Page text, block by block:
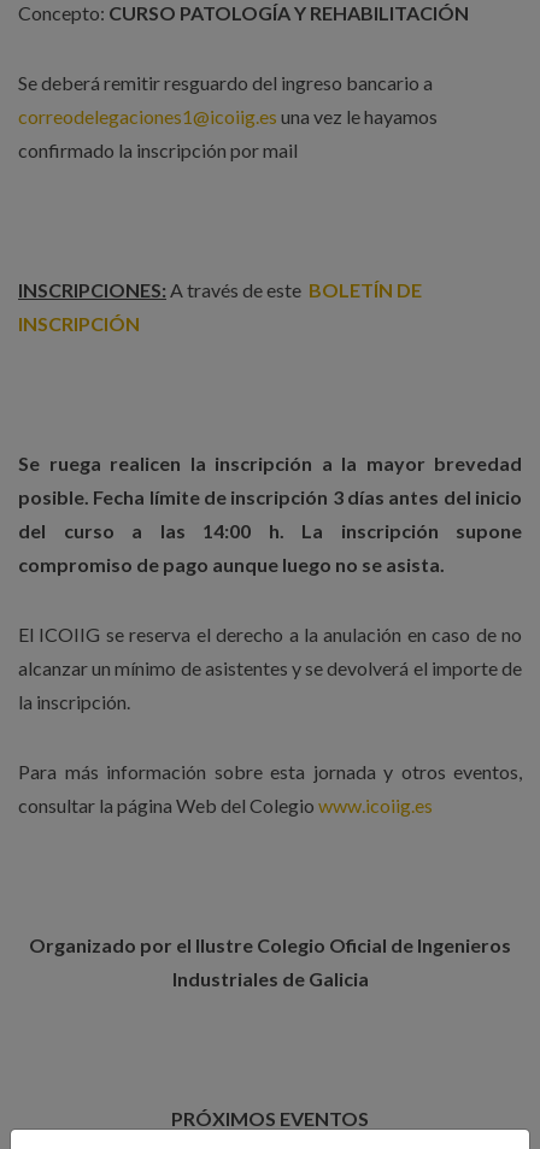
Concepto: CURSO PATOLOGÍA Y REHABILITACIÓN
Se deberá remitir resguardo del ingreso bancario a
correodelegaciones1@icoiig.es una vez le hayamos
confirmado la inscripción por mail
INSCRIPCIONES: A través de este BOLETÍN DE
INSCRIPCIÓN
Se ruega realicen la inscripción a la mayor brevedad
posible. Fecha límite de inscripción 3 días antes del inicio
del curso a las 14:00 h. La inscripción supone
compromiso de pago aunque luego no se asista.
El ICOIIG se reserva el derecho a la anulación en caso de no
alcanzar un mínimo de asistentes y se devolverá el importe de
la inscripción.
Para más información sobre esta jornada y otros eventos,
consultar la página Web del Colegio www.icoiig.es
Organizado por el Ilustre Colegio Oficial de Ingenieros
Industriales de Galicia
PRÓXIMOS EVENTOS